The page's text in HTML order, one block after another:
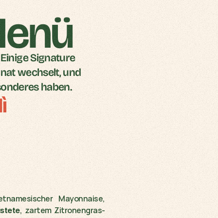
Signature
wechselt, und
haben.
Mayonnaise,
, zartem Zitronengras-